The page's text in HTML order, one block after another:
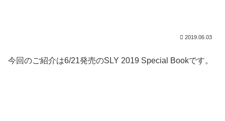
2019.06.03
今回のご紹介は6/21発売のSLY 2019 Special Bookです。